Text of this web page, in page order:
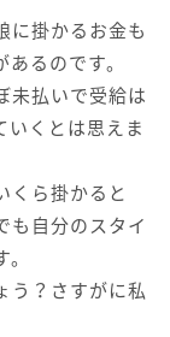
に掛かるお金も
るのです。
未払いで受給は
いくとは思えま
くら掛かると
も自分のスタイ
う？さすがに私